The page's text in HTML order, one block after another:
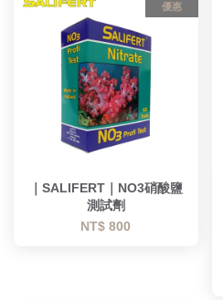
優惠
｜SALIFERT｜NO3硝酸鹽
測試劑
NT$ 800